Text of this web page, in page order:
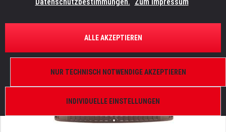
ÜBERSICHT ERSATZTEILE
ELATION 9900009372
INDIVIDUELLE EINSTELLUNGEN
NUR TECHNISCH NOTWENDIGE AKZEPTIEREN
ALLE AKZEPTIEREN